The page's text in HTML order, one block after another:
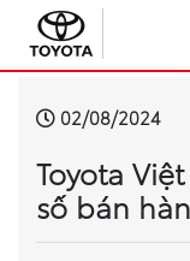
Sản phẩm
Công nghệ
Dịch vụ
02/08/2024
Toyota
số bán